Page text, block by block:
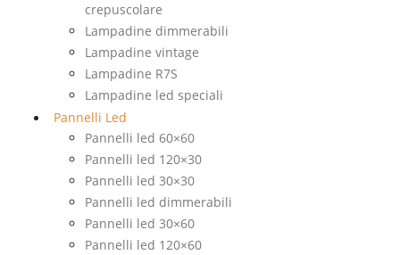
crepuscolare
Lampadine dimmerabili
Lampadine vintage
Lampadine R7S
Lampadine led speciali
Pannelli Led
Pannelli led 60×60
Pannelli led 120×30
Pannelli led 30×30
Pannelli led dimmerabili
Pannelli led 30×60
Pannelli led 120×60